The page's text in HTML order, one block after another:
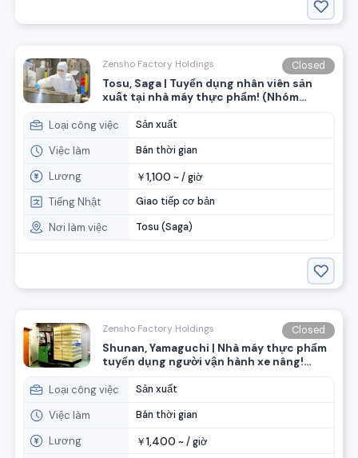
Zensho Factory Holdings Closed
Tosu, Saga | Tuyển dụng nhân viên sản
xuất tại nhà máy thực phẩm! (Nhóm
Loại công việc
Sản xuất
Việc làm Bán thời gian
Lương ￥1,100 ~ /giờ
Tiếng Nhật Giao tiếp cơ bản
Nơi làm việc Tosu (Saga)
Zensho Factory Holdings Closed
Shunan, Yamaguchi | Nhà máy thực phẩm
tuyển dụng người vận hành xe nâng!
Loại công việc
Sản xuất
Việc làm Bán thời gian
Lương ￥1,400 ~ /giờ